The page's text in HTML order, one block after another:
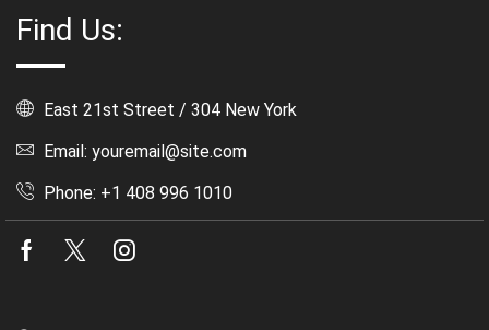
Find Us:
East 21st Street / 304 New York
Email: youremail@site.com
Phone: +1 408 996 1010
Facebook
Twitter